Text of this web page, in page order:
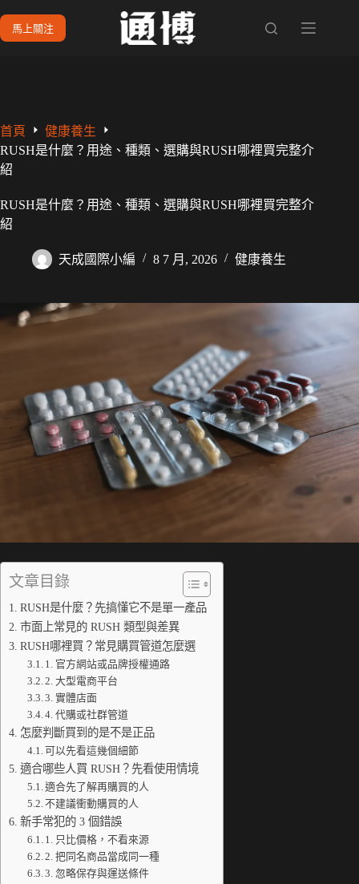
馬上關注
首頁
健康養生
RUSH是什麼？用途、種類、選購與RUSH哪裡買完整介
紹
RUSH是什麼？用途、種類、選購與RUSH哪裡買完整介
紹
天成國際小編 8 7 月, 2026 健康養生
文章目錄
RUSH是什麼？先搞懂它不是單一產品
市面上常見的 RUSH 類型與差異
RUSH哪裡買？常見購買管道怎麼選
1. 官方網站或品牌授權通路
2. 大型電商平台
3. 實體店面
4. 代購或社群管道
怎麼判斷買到的是不是正品
可以先看這幾個細節
適合哪些人買 RUSH？先看使用情境
適合先了解再購買的人
不建議衝動購買的人
新手常犯的 3 個錯誤
1. 只比價格，不看來源
2. 把同名商品當成同一種
3. 忽略保存與運送條件